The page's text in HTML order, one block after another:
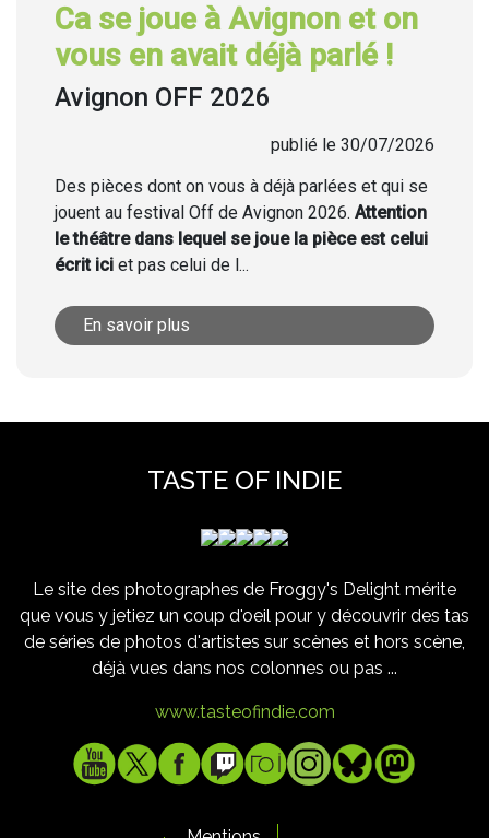
Ca se joue à Avignon et on
vous en avait déjà parlé !
Avignon OFF 2026
publié le 30/07/2026
Des pièces dont on vous à déjà parlées et qui se
jouent au festival Off de Avignon 2026. Attention
le théâtre dans lequel se joue la pièce est celui
écrit ici et pas celui de l...
En savoir plus
TASTE OF INDIE
Le site des photographes de Froggy's Delight mérite
que vous y jetiez un coup d'oeil pour y découvrir des tas
de séries de photos d'artistes sur scènes et hors scène,
déjà vues dans nos colonnes ou pas ...
www.tasteofindie.com